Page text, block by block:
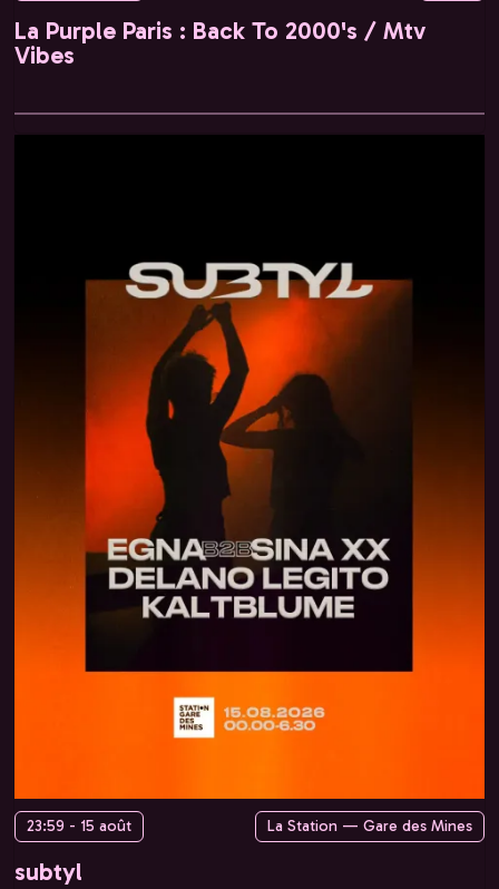
La Purple Paris : Back To 2000's / Mtv
Vibes
23:59 - 15 août La Station — Gare des Mines
subtyl